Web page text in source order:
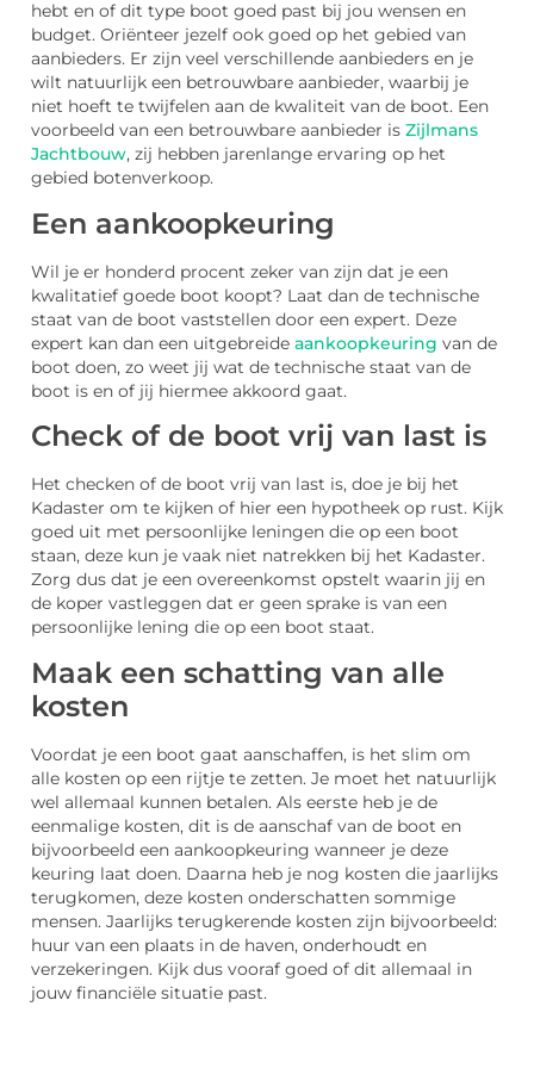
hebt en of dit type boot goed past bij jou wensen en
budget. Oriënteer jezelf ook goed op het gebied van
aanbieders. Er zijn veel verschillende aanbieders en je
wilt natuurlijk een betrouwbare aanbieder, waarbij je
niet hoeft te twijfelen aan de kwaliteit van de boot. Een
voorbeeld van een betrouwbare aanbieder is Zijlmans
Jachtbouw, zij hebben jarenlange ervaring op het
gebied botenverkoop.
Een aankoopkeuring
Wil je er honderd procent zeker van zijn dat je een
kwalitatief goede boot koopt? Laat dan de technische
staat van de boot vaststellen door een expert. Deze
expert kan dan een uitgebreide aankoopkeuring van de
boot doen, zo weet jij wat de technische staat van de
boot is en of jij hiermee akkoord gaat.
Check of de boot vrij van last is
Het checken of de boot vrij van last is, doe je bij het
Kadaster om te kijken of hier een hypotheek op rust. Kijk
goed uit met persoonlijke leningen die op een boot
staan, deze kun je vaak niet natrekken bij het Kadaster.
Zorg dus dat je een overeenkomst opstelt waarin jij en
de koper vastleggen dat er geen sprake is van een
persoonlijke lening die op een boot staat.
Maak een schatting van alle
kosten
Voordat je een boot gaat aanschaffen, is het slim om
alle kosten op een rijtje te zetten. Je moet het natuurlijk
wel allemaal kunnen betalen. Als eerste heb je de
eenmalige kosten, dit is de aanschaf van de boot en
bijvoorbeeld een aankoopkeuring wanneer je deze
keuring laat doen. Daarna heb je nog kosten die jaarlijks
terugkomen, deze kosten onderschatten sommige
mensen. Jaarlijks terugkerende kosten zijn bijvoorbeeld:
huur van een plaats in de haven, onderhoudt en
verzekeringen. Kijk dus vooraf goed of dit allemaal in
jouw financiële situatie past.